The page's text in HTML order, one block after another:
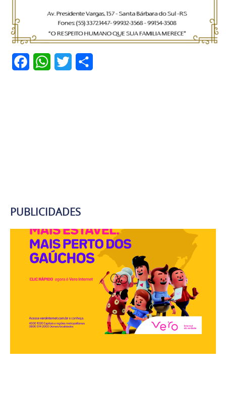
FacebookWhatsApp
Twitter
PUBLICIDADES